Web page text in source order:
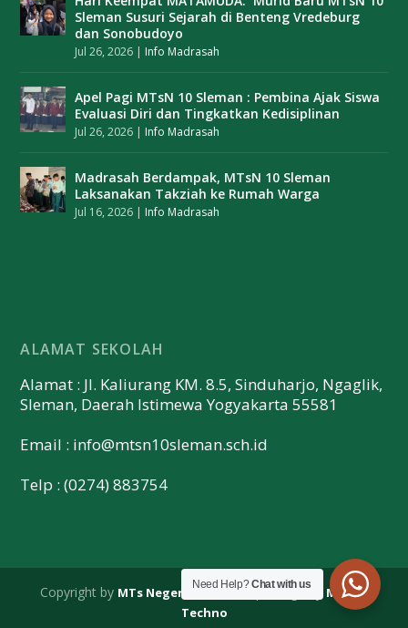
Sleman Susuri Sejarah di Benteng Vredeburg
dan Sonobudoyo
Jul 26, 2026 | Info Madrasah
Apel Pagi MTsN 10 Sleman : Pembina Ajak Siswa
Evaluasi Diri dan Tingkatkan Kedisiplinan
Jul 26, 2026 | Info Madrasah
Madrasah Berdampak, MTsN 10 Sleman
Laksanakan Takziah ke Rumah Warga
Jul 16, 2026 | Info Madrasah
ALAMAT SEKOLAH
Alamat : Jl. Kaliurang KM. 8.5, Sinduharjo, Ngaglik,
Sleman, Daerah Istimewa Yogyakarta 55581
Email : info@mtsn10sleman.sch.id
Telp : (0274) 883754
Copyright by MTs Negeri 10 Sleman | Design by
Merapi
Techno
Need Help?Chat with us